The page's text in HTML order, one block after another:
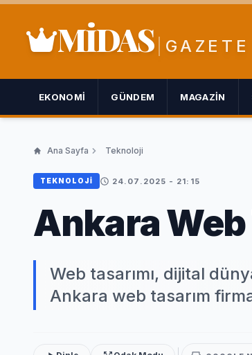
MİDAS GAZETE
EKONOMI GÜNDEM MAGAZIN
Ana Sayfa Teknoloji
TEKNOLOJI 24.07.2025 - 21:15
Ankara Web
Web tasarımı, dijital
Ankara web tasarım